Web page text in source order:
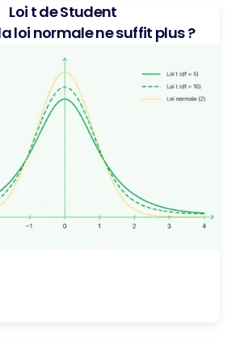
Loi t de Student
loi normale ne suffit plus ?